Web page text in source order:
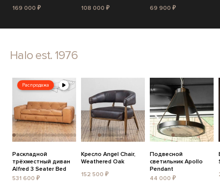
169 000 ₽
108 000 ₽
69 900 ₽
Halo est. 1976
Распродажа
Раскладной
трёхместный диван
Alfred 3 Seater Bed
531 600 ₽
Кресло Angel Chair,
Weathered Oak
152 500 ₽
Подвесной
светильник Apollo
Pendant
44 000 ₽